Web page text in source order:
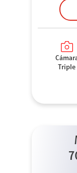
Triple